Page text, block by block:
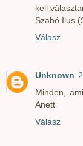
kell
Szabó Ilus
Válasz
Unknown
Minden,
Anett
Válasz